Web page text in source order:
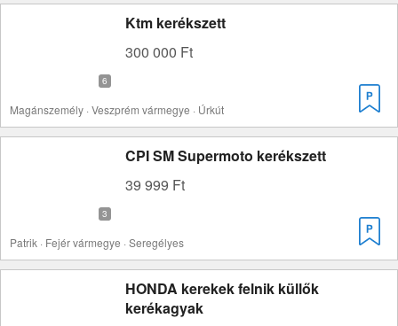
Ktm kerékszett
300 000 Ft
Magánszemély · Veszprém vármegye · Úrkút
CPI SM Supermoto kerékszett
39 999 Ft
Patrik · Fejér vármegye · Seregélyes
HONDA kerekek felnik küllők
kerékagyak